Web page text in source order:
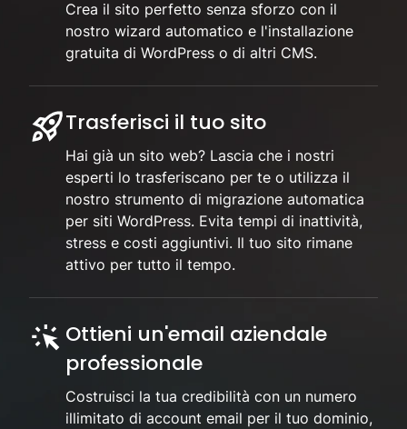
Crea il sito perfetto senza sforzo con il
nostro wizard automatico e l'installazione
gratuita di WordPress o di altri CMS.
Trasferisci il tuo sito
Hai già un sito web? Lascia che i nostri
esperti lo trasferiscano per te o utilizza il
nostro strumento di migrazione automatica
per siti WordPress. Evita tempi di inattività,
stress e costi aggiuntivi. Il tuo sito rimane
attivo per tutto il tempo.
Ottieni un'email aziendale
professionale
Costruisci la tua credibilità con un numero
illimitato di account email per il tuo dominio,